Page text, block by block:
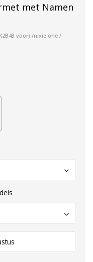
met Namen
voor) /nixie one /